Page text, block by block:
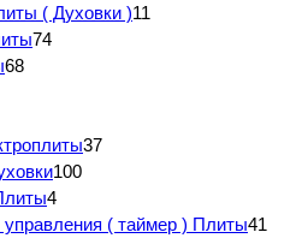
( Духовки )11
74
68
37
100
4
( таймер ) Плиты41